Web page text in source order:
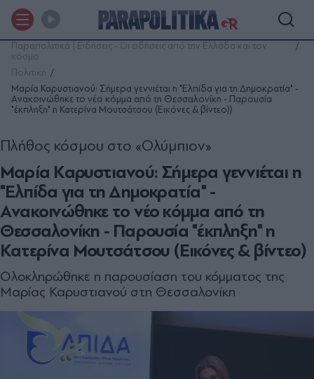
Παραπολιτικά | Ειδήσεις - Οι ειδήσεις από την Ελλάδα και τον
κόσμο
Πολιτική
Μαρία Καρυστιανού: Σήμερα γεννιέται η "Ελπίδα για τη Δημοκρατία" -
Aνακοινώθηκε το νέο κόμμα από τη Θεσσαλονίκη - Παρουσία
"έκπληξη" η Κατερίνα Μουτσάτσου (Εικόνες & βίντεο))
Μαρία Καρυστιανού: Σήμερα γεννιέται η
"Ελπίδα για τη Δημοκρατία" -
Aνακοινώθηκε το νέο κόμμα από τη
Θεσσαλονίκη - Παρουσία "έκπληξη" η
Κατερίνα Μουτσάτσου (Εικόνες & βίντεο)
Πλήθος κόσμου στο «Ολύμπιον»
Ολοκληρώθηκε η παρουσίαση του κόμματος της
Μαρίας Καρυστιανού στη Θεσσαλονίκη